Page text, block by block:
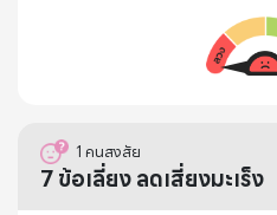
ข้อมูลตามเอกสารการสมัคร
รับสมัคร และจะพิจารณาตา
การกรอกข้อมูลได้ที่
9966603741209 มหาวิทย
วิทยาลัย วิทยาเขตนครราชสี
it2526/posts/
วัดด่านสำโรง
1 คนสงสัย
7 ข้อเลี่ยง ลดเสี่ยงมะเร็ง